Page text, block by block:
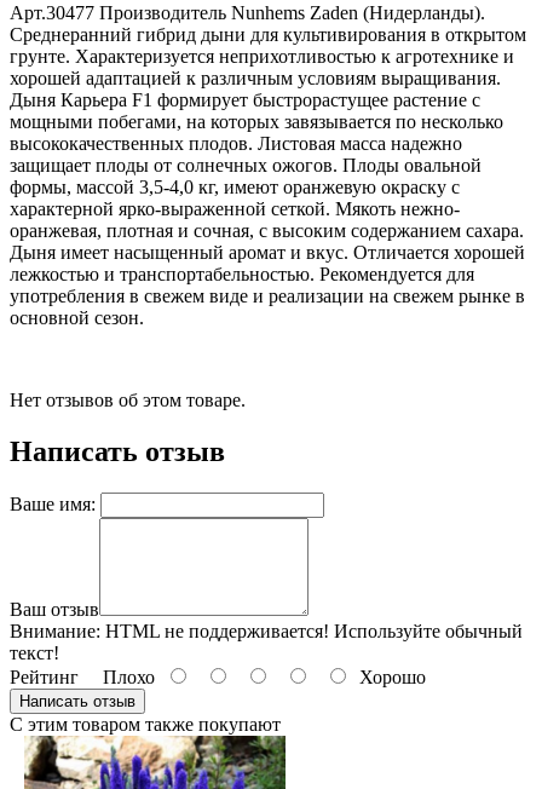
Арт.30477 Производитель Nunhems Zaden (Нидерланды).
Среднеранний гибрид дыни для культивирования в открытом
грунте. Характеризуется неприхотливостью к агротехнике и
хорошей адаптацией к различным условиям выращивания.
Дыня Карьера F1 формирует быстрорастущее растение с
мощными побегами, на которых завязывается по несколько
высококачественных плодов. Листовая масса надежно
защищает плоды от солнечных ожогов. Плоды овальной
формы, массой 3,5-4,0 кг, имеют оранжевую окраску с
характерной ярко-выраженной сеткой. Мякоть нежно-
оранжевая, плотная и сочная, с высоким содержанием сахара.
Дыня имеет насыщенный аромат и вкус. Отличается хорошей
лежкостью и транспортабельностью. Рекомендуется для
употребления в свежем виде и реализации на свежем рынке в
основной сезон.
Нет отзывов об этом товаре.
Написать отзыв
Ваше имя:
Ваш отзыв
Внимание: HTML не поддерживается! Используйте обычный
текст!
Рейтинг Плохо Хорошо
Написать отзыв
С этим товаром также покупают